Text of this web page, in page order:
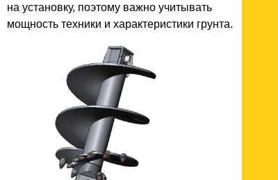
на установку, поэтому важно учитывать
мощность техники и характеристики грунта.